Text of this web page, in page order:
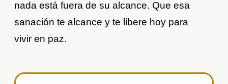
nada está fuera de su alcance. Que esa
sanación te alcance y te libere hoy para
vivir en paz.